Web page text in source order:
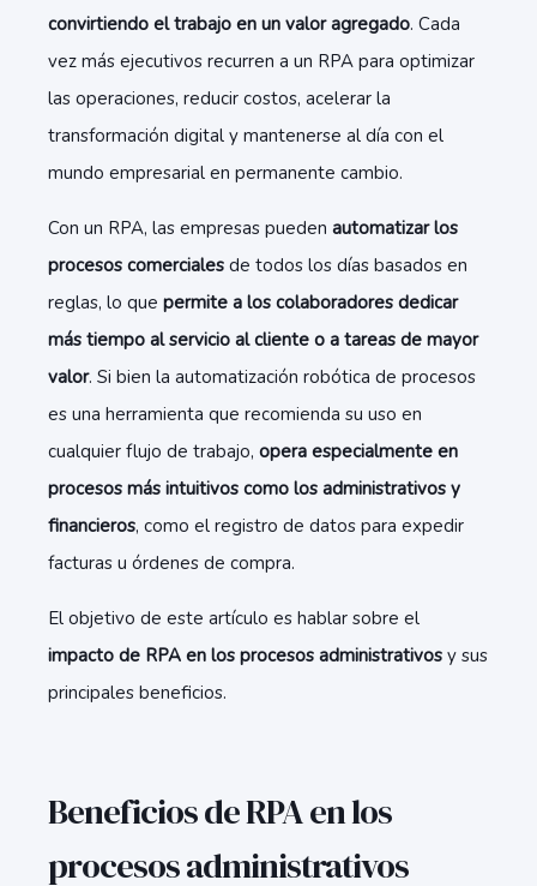
convirtiendo el trabajo en un valor agregado. Cada
vez más ejecutivos recurren a un RPA para optimizar
las operaciones, reducir costos, acelerar la
transformación digital y mantenerse al día con el
mundo empresarial en permanente cambio.
Con un RPA, las empresas pueden automatizar los
procesos comerciales de todos los días basados ​​en
reglas, lo que permite a los colaboradores dedicar
más tiempo al servicio al cliente o a tareas de mayor
valor. Si bien la automatización robótica de procesos
es una herramienta que recomienda su uso en
cualquier flujo de trabajo, opera especialmente en
procesos más intuitivos como los administrativos y
financieros, como el registro de datos para expedir
facturas u órdenes de compra.
El objetivo de este artículo es hablar sobre el
impacto de RPA en los procesos administrativos y sus
principales beneficios.
Beneficios de RPA en los
procesos administrativos